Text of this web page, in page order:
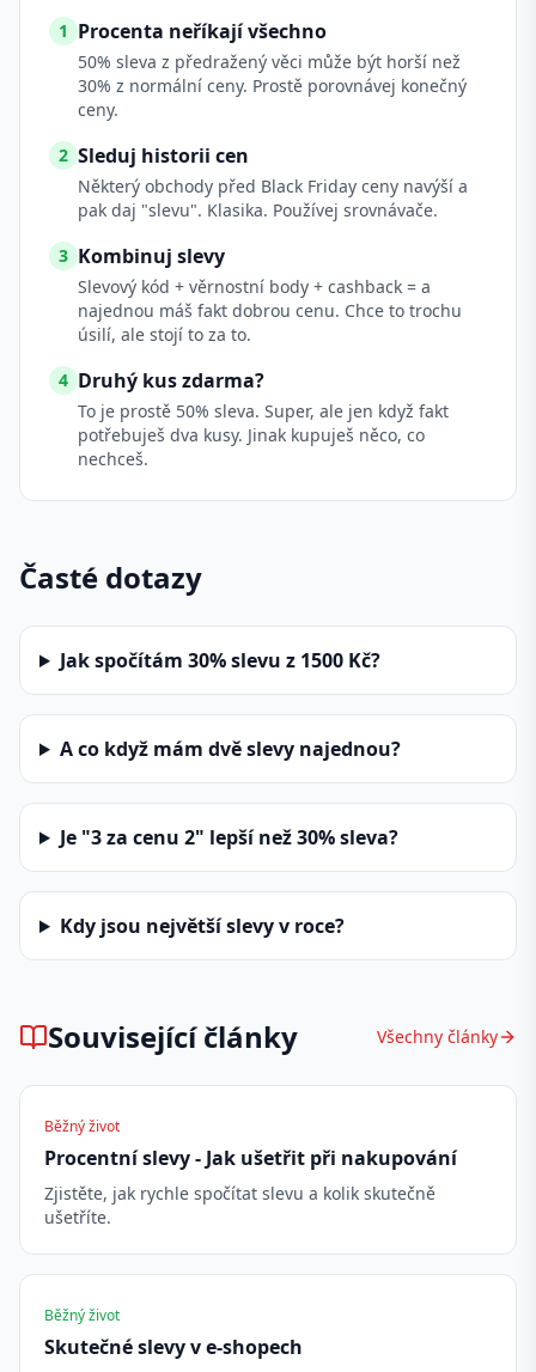
1 Procenta neříkají všechno
50% sleva z předražený věci může být horší než
30% z normální ceny. Prostě porovnávej konečný
ceny.
2 Sleduj historii cen
Některý obchody před Black Friday ceny navýší a
pak daj "slevu". Klasika. Používej srovnávače.
3 Kombinuj slevy
Slevový kód + věrnostní body + cashback = a
najednou máš fakt dobrou cenu. Chce to trochu
úsilí, ale stojí to za to.
4 Druhý kus zdarma?
To je prostě 50% sleva. Super, ale jen když fakt
potřebuješ dva kusy. Jinak kupuješ něco, co
nechceš.
Časté dotazy
Jak spočítám 30% slevu z 1500 Kč?
A co když mám dvě slevy najednou?
Je "3 za cenu 2" lepší než 30% sleva?
Kdy jsou největší slevy v roce?
Související články Všechny články
Běžný život
Procentní slevy - Jak ušetřit při nakupování
Zjistěte, jak rychle spočítat slevu a kolik skutečně
ušetříte.
Běžný život
Skutečné slevy v e-shopech